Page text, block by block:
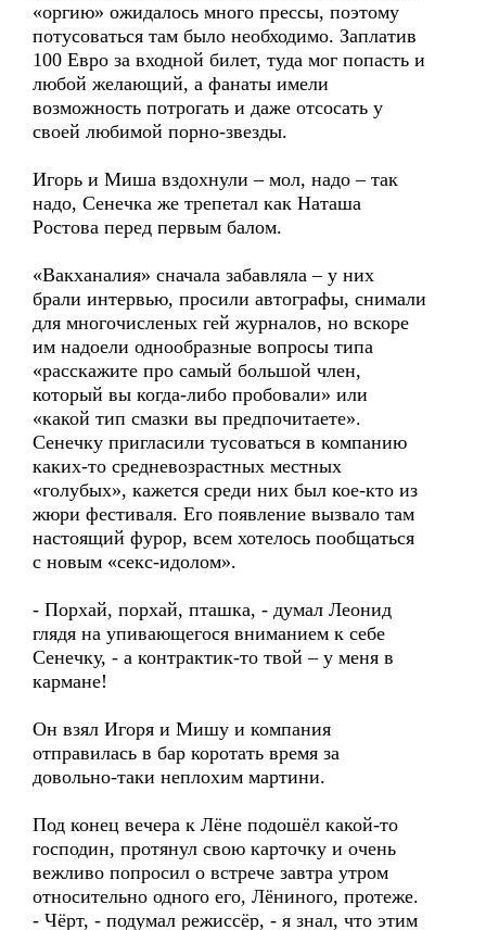
«оргию» ожидалось много прессы, поэтому
потусоваться там было необходимо. Заплатив
100 Евро за входной билет, туда мог попасть и
любой желающий, а фанаты имели
возможность потрогать и даже отсосать у
своей любимой порно-звезды.
Игорь и Миша вздохнули – мол, надо – так
надо, Сенечка же трепетал как Наташа
Ростова перед первым балом.
«Вакханалия» сначала забавляла – у них
брали интервью, просили автографы, снимали
для многочисленых гей журналов, но вскоре
им надоели однообразные вопросы типа
«расскажите про самый большой член,
который вы когда-либо пробовали» или
«какой тип смазки вы предпочитаете».
Сенечку пригласили тусоваться в компанию
каких-то средневозрастных местных
«голубых», кажется среди них был кое-кто из
жюри фестиваля. Его появление вызвало там
настоящий фурор, всем хотелось пообщаться
с новым «секс-идолом».
- Порхай, порхай, пташка, - думал Леонид
глядя на упивающегося вниманием к себе
Сенечку, - а контрактик-то твой – у меня в
кармане!
Он взял Игоря и Мишу и компания
отправилась в бар коротать время за
довольно-таки неплохим мартини.
Под конец вечера к Лёне подошёл какой-то
господин, протянул свою карточку и очень
вежливо попросил о встрече завтра утром
относительно одного его, Лёниного, протеже.
- Чёрт, - подумал режиссёр, - я знал, что этим